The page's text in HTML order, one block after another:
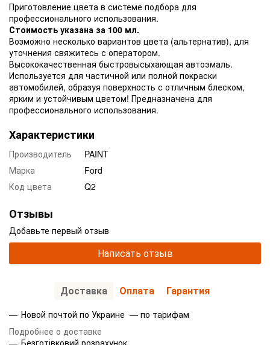
Приготовление цвета в системе подбора для
профессионального использования.
Стоимость указана за 100 мл.
Возможно несколько вариантов цвета (альтернатив), для
уточнения свяжитесь с оператором.
Высококачественная быстровысыхающая автоэмаль.
Используется для частичной или полной покраски
автомобилей, образуя поверхность с отличным блеском,
ярким и устойчивым цветом! Предназначена для
профессионального использования.
Характеристики
Производитель
PAINT
Марка
Ford
Код цвета
Q2
Отзывы
Добавьте первый отзыв
Написать отзыв
Доставка Оплата Гарантия
Новой почтой по Украине — по тарифам
Подробнее о доставке
Безготівковий розрахунок